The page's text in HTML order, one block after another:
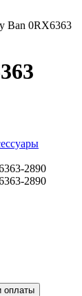
Ban 0RX6363
оплаты